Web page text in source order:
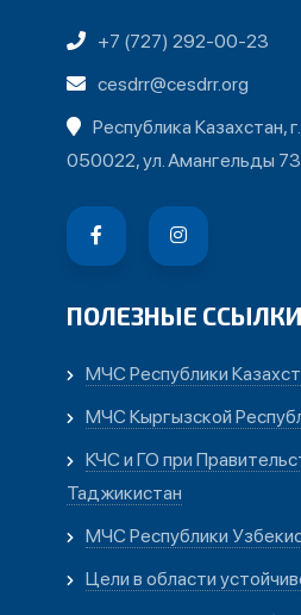
+7 (727) 292-00-23
cesdrr@cesdrr.org
Республика Казахстан,
050022, ул. Амангельды 73
ПОЛЕЗНЫЕ ССЫЛКИ
МЧС Республики
МЧС Кыргызской
КЧС и ГО при
Таджикистан
МЧС Республики
Цели в области